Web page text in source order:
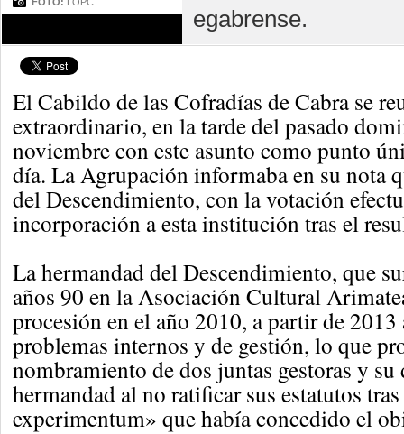
egabrense.
El Cabildo de las Cofradías de Cabra se
extraordinario, en la tarde del pasado
noviembre con este asunto como punto
día. La Agrupación informaba en su nota
del Descendimiento, con la votación
incorporación a esta institución tras el
La hermandad del Descendimiento, que
años 90 en la Asociación Cultural
procesión en el año 2010, a partir de 2013
problemas internos y de gestión, lo que
nombramiento de dos juntas gestoras y
hermandad al no ratificar sus estatutos
experimentum» que había concedido el